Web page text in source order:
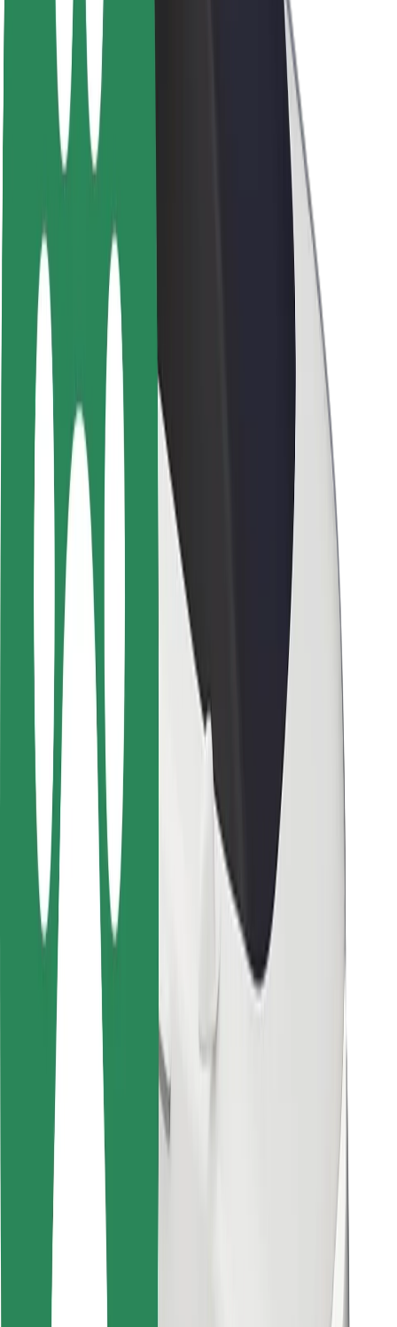
Project Zero
บล็อก
ห้องข่าว
แนวทางการสร้างแบรนด์
พันธกิจ
ทีมผู้นำ
แบรนด์
Urban Fund
ความปลอดภัย
ความปลอดภัยของผู้โดยสาร
ความปลอดภัยของคนขับ
ความปลอดภัยในการใช้สกู๊ตเตอร์
ห้องแล็บความปลอดภัย
เมือง
ตำแหน่ง
ทางแก้ปัญหาภายในเมือง
สนามบิน
แท่นชาร์จของ Bolt
การสนับสนุน
สำหรับผู้โดยสาร
สำหรับคนขับ
สำหรับพนักงานส่งของ
Bolt Food
Bolt for Business
ซัพพลายเออร์
คุกกี้
ความปลอดภัย
ดาวน์โหลดแอป Bolt